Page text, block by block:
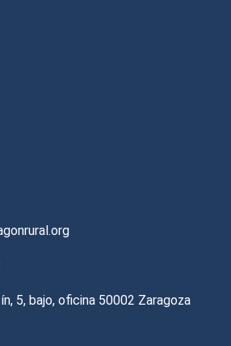
5, bajo, oficina 50002 Zaragoza